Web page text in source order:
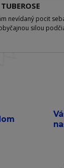
nevídaný pocit
silou